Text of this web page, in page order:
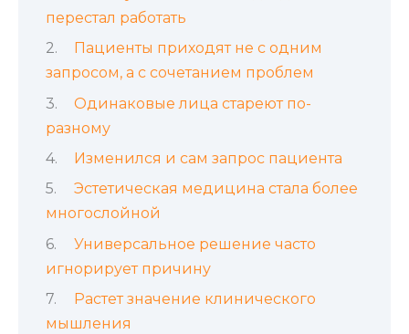
перестал работать
Пациенты приходят не с одним
запросом, а с сочетанием проблем
Одинаковые лица стареют по-
разному
Изменился и сам запрос пациента
Эстетическая медицина стала более
многослойной
Универсальное решение часто
игнорирует причину
Растет значение клинического
мышления